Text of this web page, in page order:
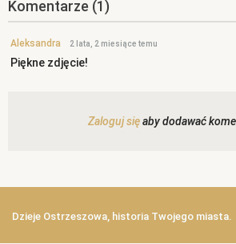
Komentarze (1)
Aleksandra 2 lata, 2 miesiące temu
Piękne zdjęcie!
Zaloguj sięaby dodawać
Dzieje Ostrzeszowa, historia Twojego miasta.